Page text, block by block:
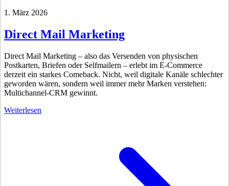
1. März 2026
Direct Mail Marketing
Direct Mail Marketing – also das Versenden von physischen
Postkarten, Briefen oder Selfmailern – erlebt im E-Commerce
derzeit ein starkes Comeback. Nicht, weil digitale Kanäle schlechter
geworden wären, sondern weil immer mehr Marken verstehen:
Multichannel-CRM gewinnt.
Weiterlesen